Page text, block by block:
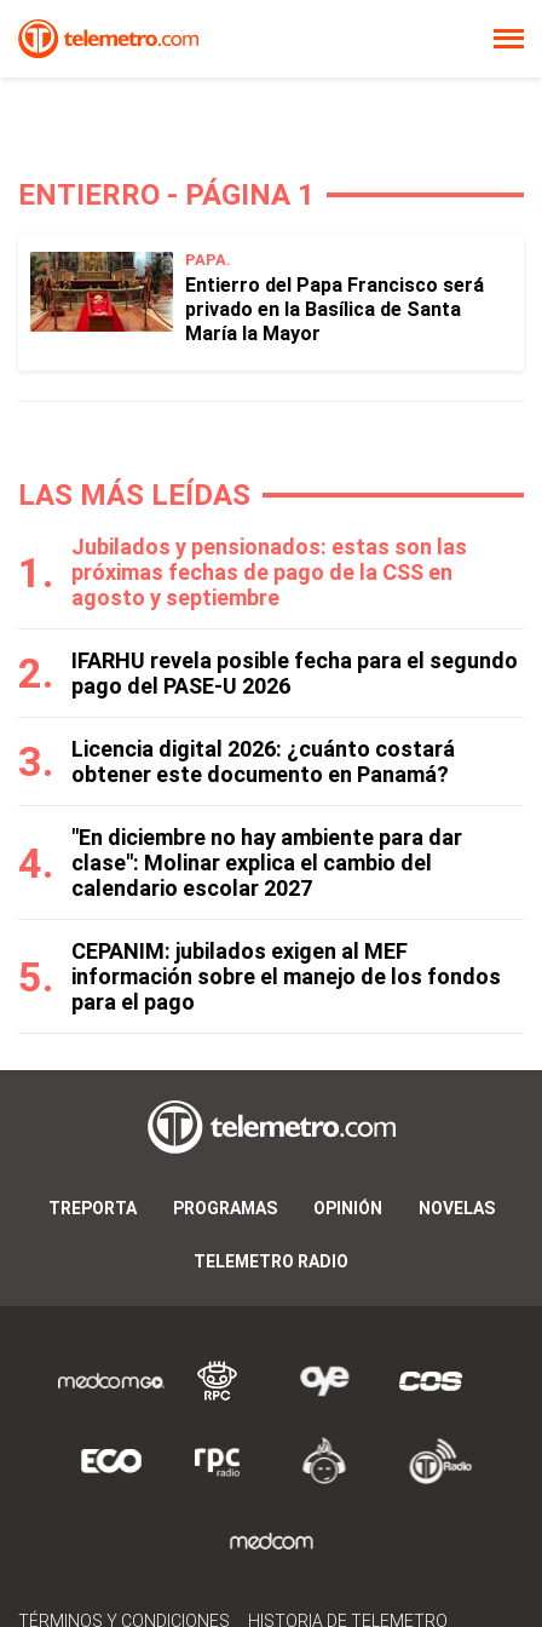
ENTIERRO - PÁGINA 1
PAPA.
Entierro del Papa Francisco será
privado en la Basílica de Santa
María la Mayor
LAS MÁS LEÍDAS
Jubilados y pensionados: estas son las
próximas fechas de pago de la CSS en
agosto y septiembre
IFARHU revela posible fecha para el segundo
pago del PASE-U 2026
Licencia digital 2026: ¿cuánto costará
obtener este documento en Panamá?
"En diciembre no hay ambiente para dar
clase": Molinar explica el cambio del
calendario escolar 2027
CEPANIM: jubilados exigen al MEF
información sobre el manejo de los fondos
para el pago
TREPORTA PROGRAMAS OPINIÓN NOVELAS
TELEMETRO RADIO
TÉRMINOS Y CONDICIONES HISTORIA DE TELEMETRO